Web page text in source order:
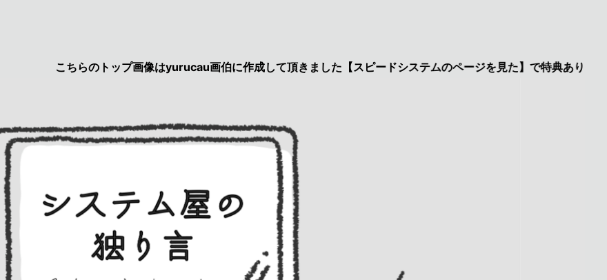
こちらのトップ画像はyurucau画伯に作成して頂きました【スピードシステムのページを見た】で特典あり 興味のある方